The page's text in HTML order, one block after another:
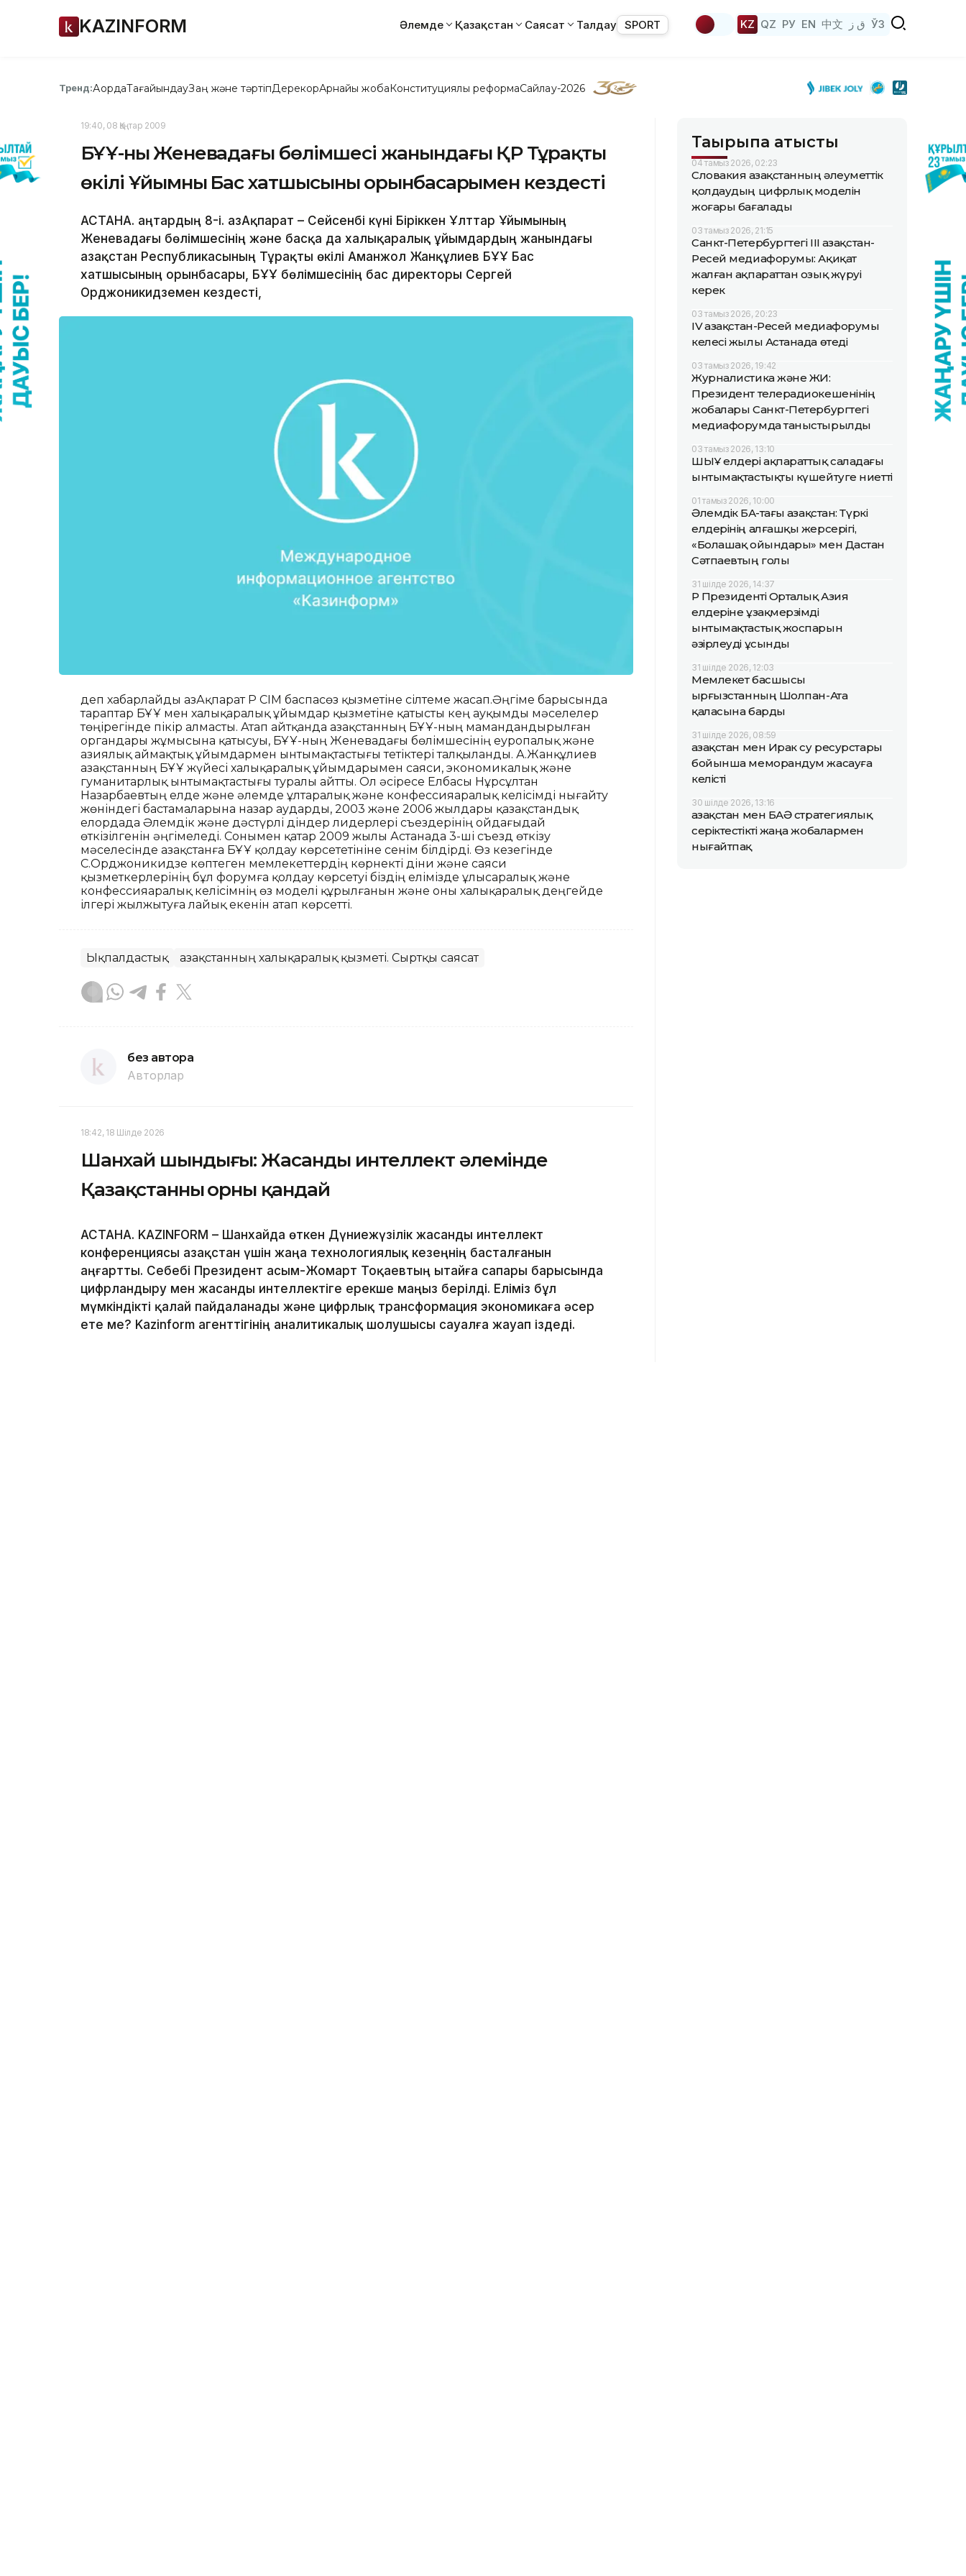
KAZINFORM Әлемде Қазақстан Саясат Талдау SPORT KZ QZ РУ EN 中文 ق ز ЎЗ
Тренд:АқордаТағайындауЗаң және тәртіпДерекқорАрнайы жобаКонституциялық реформаСайлау-2026
19:40, 08 Қаңтар 2009
БҰҰ-ның Женевадағы бөлімшесі жанындағы ҚР Тұрақты
өкілі Ұйымның Бас хатшысының орынбасарымен кездесті
АСТАНА. Қаңтардың 8-і. ҚазАқпарат – Сейсенбі күні Біріккен Ұлттар Ұйымының
Женевадағы бөлімшесінің және басқа да халықаралық ұйымдардың жанындағы
Қазақстан Республикасының Тұрақты өкілі Аманжол Жанқұлиев БҰҰ Бас
хатшысының орынбасары, БҰҰ бөлімшесінің бас директоры Сергей
Орджоникидземен кездесті,
деп хабарлайды ҚазАқпарат ҚР СІМ баспасөз қызметіне сілтеме жасап.Әңгіме барысында
тараптар БҰҰ мен халықаралық ұйымдар қызметіне қатысты кең ауқымды мәселелер
төңірегінде пікір алмасты. Атап айтқанда Қазақстанның БҰҰ-ның мамандандырылған
органдары жұмысына қатысуы, БҰҰ-ның Женевадағы бөлімшесінің еуропалық және
азиялық аймақтық ұйымдармен ынтымақтастығы тетіктері талқыланды. А.Жанқұлиев
Қазақстанның БҰҰ жүйесі халықаралық ұйымдарымен саяси, экономикалық және
гуманитарлық ынтымақтастығы туралы айтты. Ол әсіресе Елбасы Нұрсұлтан
Назарбаевтың елде және әлемде ұлтаралық және конфессияаралық келісімді нығайту
жөніндегі бастамаларына назар аударды, 2003 және 2006 жылдары қазақстандық
елордада Әлемдік және дәстүрлі діндер лидерлері съездерінің ойдағыдай
өткізілгенін әңгімеледі. Сонымен қатар 2009 жылы Астанада 3-ші съезд өткізу
мәселесінде Қазақстанға БҰҰ қолдау көрсететініне сенім білдірді. Өз кезегінде
С.Орджоникидзе көптеген мемлекеттердің көрнекті діни және саяси
қызметкерлерінің бұл форумға қолдау көрсетуі біздің елімізде ұлысаралық және
конфессияаралық келісімнің өз моделі құрылғанын және оны халықаралық деңгейде
ілгері жылжытуға лайық екенін атап көрсетті.
Ықпалдастық Қазақстанның халықаралық қызметі. Сыртқы саясат
без автора
Авторлар
18:42, 18 Шілде 2026
Шанхай шындығы: Жасанды интеллект әлемінде
Қазақстанның орны қандай
АСТАНА. KAZINFORM – Шанхайда өткен Дүниежүзілік жасанды интеллект
конференциясы Қазақстан үшін жаңа технологиялық кезеңнің басталғанын
аңғартты. Себебі Президент Қасым-Жомарт Тоқаевтың Қытайға сапары барысында
цифрландыру мен жасанды интеллектіге ерекше маңыз берілді. Еліміз бұл
мүмкіндікті қалай пайдаланады және цифрлық трансформация экономикаға әсер
ете ме? Kazinform агенттігінің аналитикалық шолушысы сауалға жауап іздеді.
Тақырыпқа қатысты
04 тамыз 2026, 02:23
Словакия Қазақстанның әлеуметтік
қолдаудың цифрлық моделін
жоғары бағалады
03 тамыз 2026, 21:15
Санкт-Петербургтегі III Қазақстан-
Ресей медиафорумы: Ақиқат
жалған ақпараттан озық жүруі
керек
03 тамыз 2026, 20:23
IV Қазақстан-Ресей медиафорумы
келесі жылы Астанада өтеді
03 тамыз 2026, 19:42
Журналистика және ЖИ:
Президент телерадиокешенінің
жобалары Санкт-Петербургтегі
медиафорумда таныстырылды
03 тамыз 2026, 13:10
ШЫҰ елдері ақпараттық саладағы
ынтымақтастықты күшейтуге ниетті
01 тамыз 2026, 10:00
Әлемдік БАҚ-тағы Қазақстан: Түркі
елдерінің алғашқы жерсерігі,
«Болашақ ойындары» мен Дастан
Сәтпаевтың голы
31 шілде 2026, 14:37
ҚР Президенті Орталық Азия
елдеріне ұзақмерзімді
ынтымақтастық жоспарын
әзірлеуді ұсынды
31 шілде 2026, 12:03
Мемлекет басшысы
Қырғызстанның Шолпан-Ата
қаласына барды
31 шілде 2026, 08:59
Қазақстан мен Ирак су ресурстары
бойынша меморандум жасауға
келісті
30 шілде 2026, 13:16
Қазақстан мен БАӘ стратегиялық
серіктестікті жаңа жобалармен
нығайтпақ